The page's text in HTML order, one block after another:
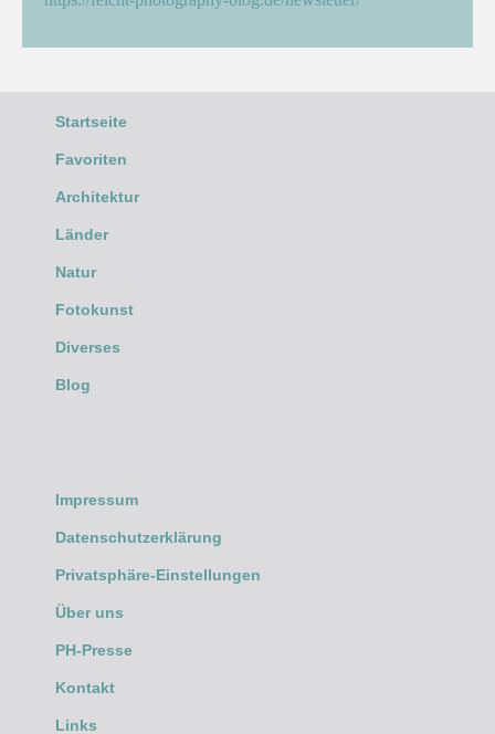
Startseite
Favoriten
Architektur
Länder
Natur
Fotokunst
Diverses
Blog
Impressum
Datenschutzerklärung
Privatsphäre-Einstellungen
Über uns
PH-Presse
Kontakt
Links